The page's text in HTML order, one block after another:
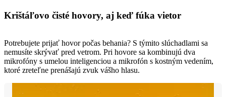
Krištáľovo čisté hovory, aj keď fúka vietor
Potrebujete prijať hovor počas behania? S týmito slúchadlami sa
nemusíte skrývať pred vetrom. Pri hovore sa kombinujú dva
mikrofóny s umelou inteligenciou a mikrofón s kostným vedením,
ktoré zreteľne prenášajú zvuk vášho hlasu.